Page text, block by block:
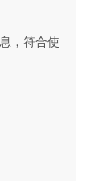
，符合使